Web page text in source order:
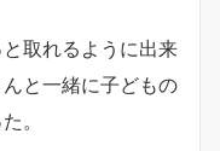
取れるように出来
と一緒に子どもの
。